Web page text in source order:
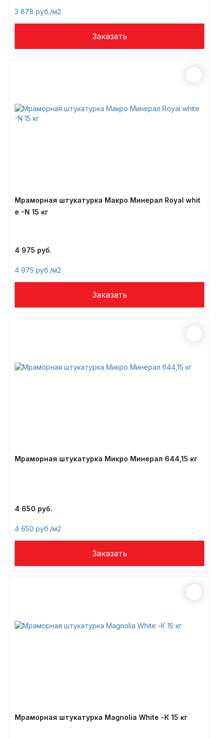
3 878 /м2
Мраморная штукатурка Макро Минерал Royal whit
e -N 15 кг
4 975
4 975 /м2
Мраморная штукатурка Микро Минерал 644,15 кг
4 650
4 650 /м2
Мраморная штукатурка Magnolia White -К 15 кг